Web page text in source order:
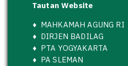
Tautan Website
♦ MAHKAMAH AGUNG RI
♦ DIRJEN BADILAG
♦ PTA YOGYAKARTA
♦ PA SLEMAN